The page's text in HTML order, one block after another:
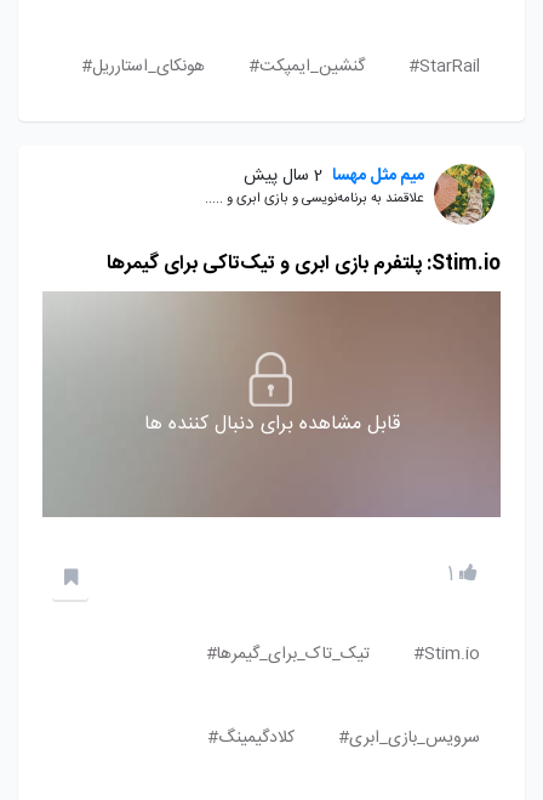
StarRail# گنشین_ایمپکت# هونکای_استارریل#
میم مثل مهسا 2 سال پیش
علاقمند به برنامه‌نویسی و بازی ابری و .....
Stim.io: پلتفرم بازی ابری و تیک‌تاکی برای گیمرها
قابل مشاهده برای دنبال کننده ها
1
Stim.io# تیک_تاک_برای_گیمرها#
سرویس_بازی_ابری# کلادگیمینگ#